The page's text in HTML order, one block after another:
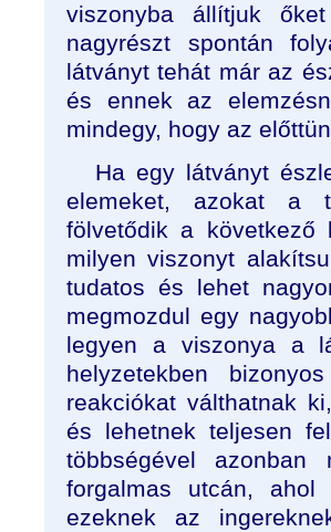
viszonyba állítjuk
nagyrészt spontán
látványt tehát már az
és ennek az
mindegy, hogy az
Ha egy látványt
elemeket, azokat a
fölvetődik a következő
milyen viszonyt
tudatos és lehet
megmozdul egy
legyen a viszonya a
helyzetekben
reakciókat válthatnak
és lehetnek teljesen
többségével
forgalmas utcán,
ezeknek az